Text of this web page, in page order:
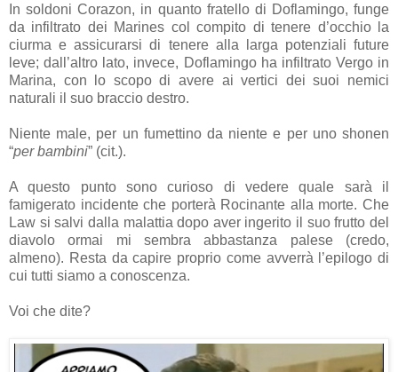
In soldoni Corazon, in quanto fratello di Doflamingo, funge
da infiltrato dei Marines col compito di tenere d’occhio la
ciurma e assicurarsi di tenere alla larga potenziali future
leve; dall’altro lato, invece, Doflamingo ha infiltrato Vergo in
Marina, con lo scopo di avere ai vertici dei suoi nemici
naturali il suo braccio destro.
Niente male, per un fumettino da niente e per uno shonen
“per bambini” (cit.).
A questo punto sono curioso di vedere quale sarà il
famigerato incidente che porterà Rocinante alla morte. Che
Law si salvi dalla malattia dopo aver ingerito il suo frutto del
diavolo ormai mi sembra abbastanza palese (credo,
almeno). Resta da capire proprio come avverrà l’epilogo di
cui tutti siamo a conoscenza.
Voi che dite?